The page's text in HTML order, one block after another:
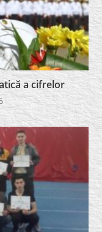
a cifrelor